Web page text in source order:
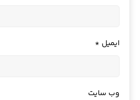
ایمیل *
وب‌ سایت